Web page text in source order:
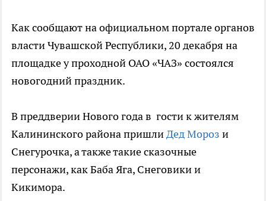
Как сообщают на официальном портале органов
власти Чувашской Республики, 20 декабря на
площадке у проходной ОАО «ЧАЗ» состоялся
новогодний праздник.
В преддверии Нового года в гости к жителям
Калининского района пришлиДед Мороз и
Снегурочка, а также такие сказочные
персонажи, как Баба Яга, Снеговики и
Кикимора.